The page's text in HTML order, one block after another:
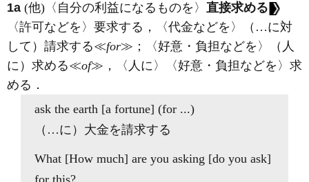
1a (他) 〈自分の利益になるものを〉 直接求める
〈許可などを〉要求する，〈代金などを〉（…に対
して）請求する≪for≫；〈好意・負担などを〉（人
に）求める≪of≫，〈人に〉〈好意・負担などを〉求
める ．
ask the earth [a fortune] (for ...)
（…に）大金を請求する
What [How much] are you asking [do you ask]
for this?